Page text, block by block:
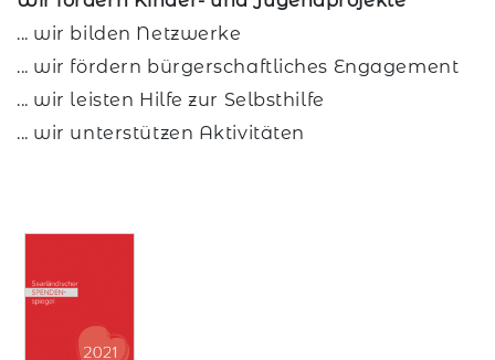
... wir bilden Netzwerke
... wir fördern bürgerschaftliches Engagement
... wir leisten Hilfe zur Selbsthilfe
... wir unterstützen Aktivitäten